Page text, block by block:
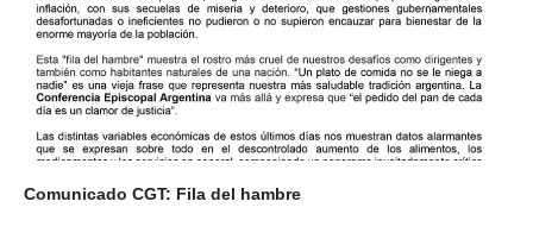
Comunicado CGT: Fila del hambre